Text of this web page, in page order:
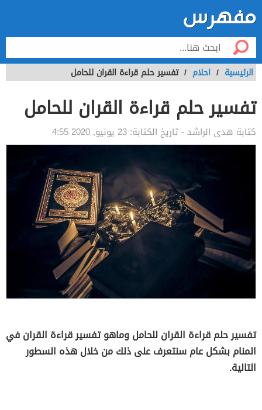
الرئيسية / احلام / تفسير حلم قراءة القران للحامل
تفسير حلم قراءة القران للحامل
كتابة هدى الراشد- تاريخ الكتابة: 23 يونيو, 2020 4:55
تفسير حلم قراءة القران للحامل وماهو تفسير قراءة القران في
المنام بشكل عام سنتعرف على ذلك من خلال هذه السطور
التالية.